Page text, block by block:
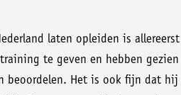
laten opleiden is
te geven en hebben
beoordelen. Het is ook fijn dat